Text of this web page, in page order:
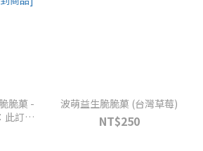
脆菓 -
此訂單
捐贈
會收
波萌益生脆脆菓 (台灣草莓)
NT$250